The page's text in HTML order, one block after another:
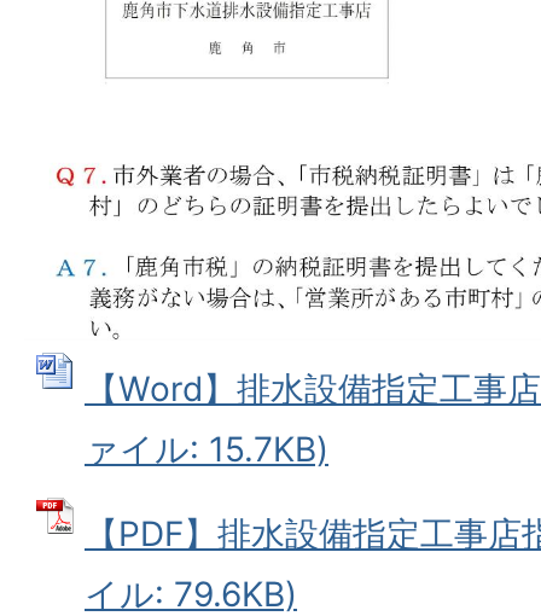
【Word】排水設備指定工事
ァイル: 15.7KB)
【PDF】排水設備指定工事
イル: 79.6KB)